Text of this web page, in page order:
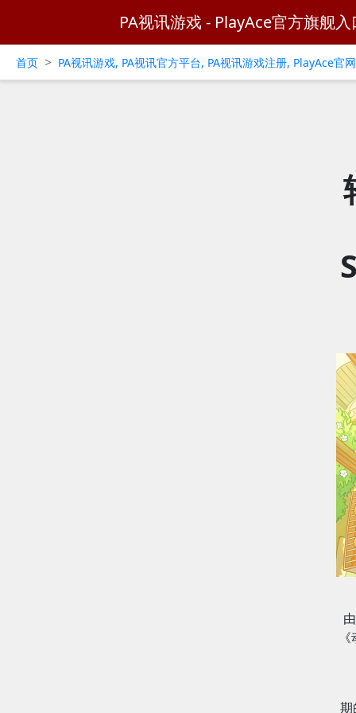
PA视讯游戏 - PlayAce官方旗舰入
首页 > PA视讯游戏, PA视讯官方平台, PA视讯游戏注册, PlayAce官
期